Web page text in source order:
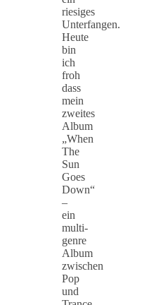
riesiges
Unterfangen.
Heute
bin
ich
froh
dass
mein
zweites
Album
„When
The
Sun
Goes
Down“
–
ein
multi-
genre
Album
zwischen
Pop
und